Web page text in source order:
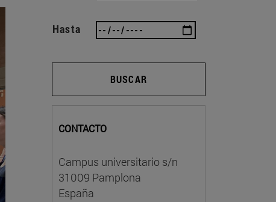
Hasta
BUSCAR
CONTACTO
Campus universitario s/n
31009 Pamplona
España